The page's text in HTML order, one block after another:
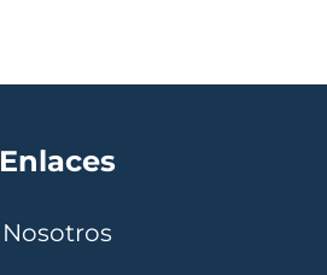
Enlaces
Nosotros